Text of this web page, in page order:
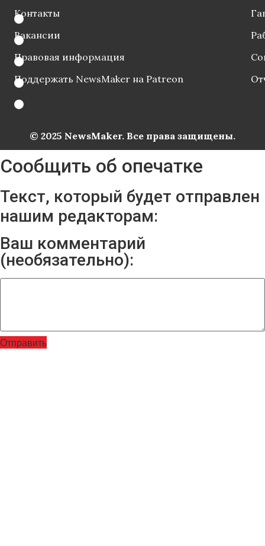
Контакты
Вакансии
Правовая информация
Поддержать NewsMaker на Patreon
© 2025 NewsMaker. Все права защищены.
Сообщить об опечатке
Текст, который будет отправлен
нашим редакторам:
Ваш комментарий
(необязательно):
Отправить